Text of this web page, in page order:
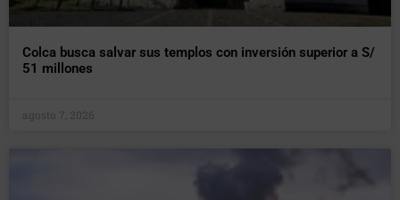
Colca busca salvar sus templos con inversión superior a S/
51 millones
agosto 7, 2026